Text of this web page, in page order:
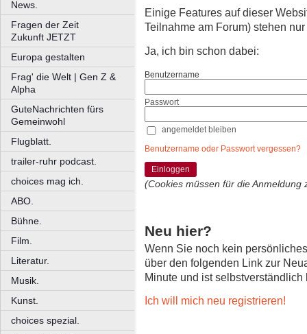
News.
Fragen der Zeit
Zukunft JETZT
Europa gestalten
Frag' die Welt | Gen Z &
Alpha
GuteNachrichten fürs
Gemeinwohl
Flugblatt.
trailer-ruhr podcast.
choices mag ich.
ABO.
Bühne.
Film.
Literatur.
Musik.
Kunst.
choices spezial.
Einige Features auf dieser
Teilnahme am Forum) stehen
Ja, ich bin schon dabei:
Benutzername
Passwort
angemeldet bleiben
Benutzername oder Passwort vergessen?
Einloggen
(Cookies müssen für die Anmeldung
Neu hier?
Wenn Sie noch kein
über den folgenden Link zur
Minute und ist selbstverständlich
Ich will mich neu registrieren!